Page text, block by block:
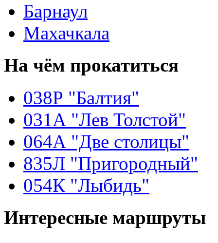
Барнаул
Махачкала
На чём прокатиться
038Р "Балтия"
031А "Лев Толстой"
064А "Две столицы"
835Л "Пригородный"
054К "Лыбидь"
Интересные маршруты